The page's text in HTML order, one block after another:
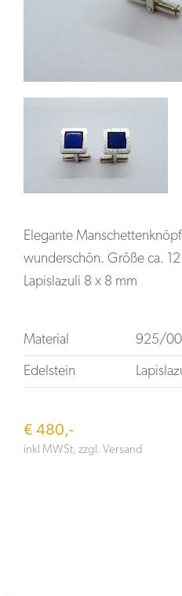
Elegante
wunderschön. Größe ca.
Lapislazuli 8 x 8 mm
Material 925/
Edelstein
€ 480,-
inkl MWSt, zzgl. Versand